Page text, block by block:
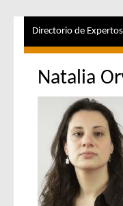
Directorio de
Natalia